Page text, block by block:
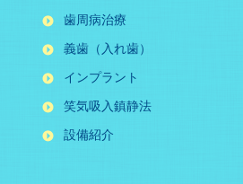
歯周病治療
義歯（入れ歯）
インプラント
笑気吸入鎮静法
設備紹介